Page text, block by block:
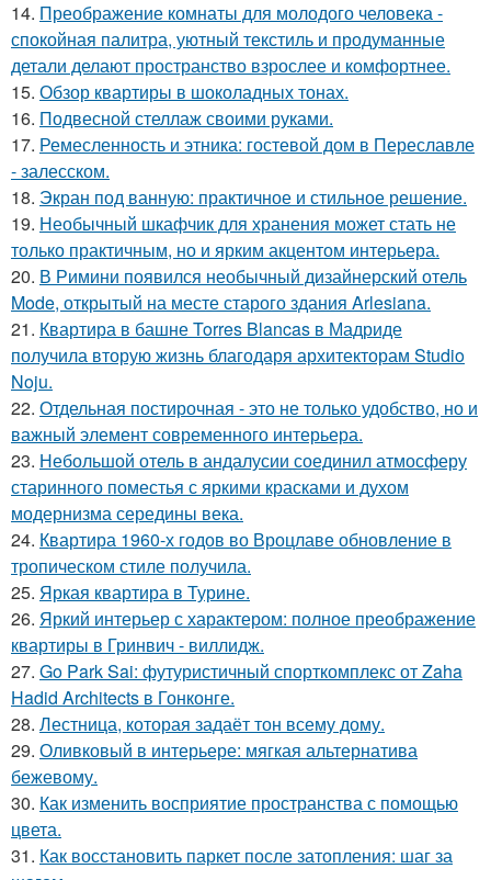
14. Преображение комнаты для молодого человека -
спокойная палитра, уютный текстиль и продуманные
детали делают пространство взрослее и комфортнее.
15. Обзор квартиры в шоколадных тонах.
16. Подвесной стеллаж своими руками.
17. Ремесленность и этника: гостевой дом в Переславле
- залесском.
18. Экран под ванную: практичное и стильное решение.
19. Необычный шкафчик для хранения может стать не
только практичным, но и ярким акцентом интерьера.
20. В Римини появился необычный дизайнерский отель
Mode, открытый на месте старого здания Arlesiana.
21. Квартира в башне Torres Blancas в Мадриде
получила вторую жизнь благодаря архитекторам Studio
Noju.
22. Отдельная постирочная - это не только удобство, но и
важный элемент современного интерьера.
23. Небольшой отель в андалусии соединил атмосферу
старинного поместья с яркими красками и духом
модернизма середины века.
24. Квартира 1960-х годов во Вроцлаве обновление в
тропическом стиле получила.
25. Яркая квартира в Турине.
26. Яркий интерьер с характером: полное преображение
квартиры в Гринвич - виллидж.
27. Go Park Sai: футуристичный спорткомплекс от Zaha
Hadid Architects в Гонконге.
28. Лестница, которая задаёт тон всему дому.
29. Оливковый в интерьере: мягкая альтернатива
бежевому.
30. Как изменить восприятие пространства с помощью
цвета.
31. Как восстановить паркет после затопления: шаг за